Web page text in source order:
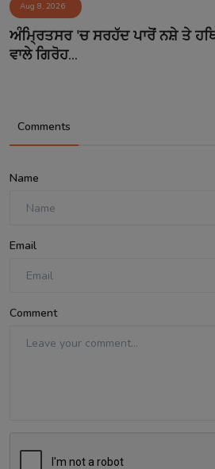
Aug 8, 2026
ਅੰਮ੍ਰਿਤਸਰ 'ਚ ਸਰਹੱਦ ਪਾਰੋਂ ਨਸ਼ੇ ਤੇ
ਵਾਲੇ ਗਿਰੋਹ...
Comments
Name
Email
Comment